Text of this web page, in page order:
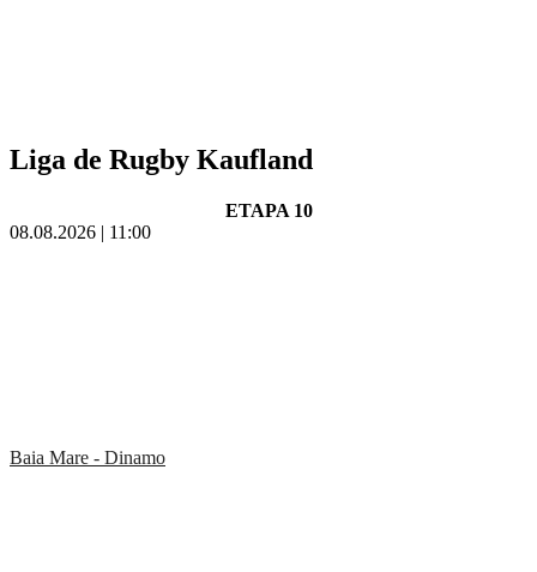
Liga de Rugby Kaufland
ETAPA 10
08.08.2026 | 11:00
Baia Mare - Dinamo